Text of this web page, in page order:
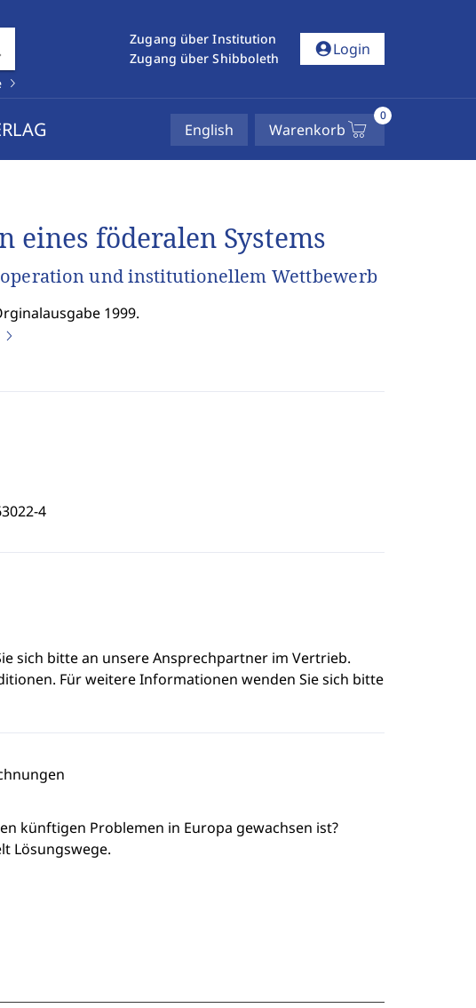
Zugang über Institution
Zugang über Shibboleth
account_circleLogin
English Warenkorb
0
eines föderalen Systems
und institutionellem Wettbewerb
1999.
4
sich bitte an unsere Ansprechpartner im Vertrieb.
Für weitere Informationen wenden Sie sich bitte
künftigen Problemen in Europa gewachsen ist?
Lösungswege.